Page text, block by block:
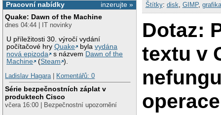
inzerujte »
Pracovní nabídky
Quake: Dawn of the Machine
dnes 04:44 | IT novinky
U příležitosti 30. výročí vydání
počítačové hryQuake bylavydána
nová epizoda
s názvem Dawn of the
Machine
(Steam ).
Ladislav Hagara| Komentářů: 0
Série bezpečnostních záplat v
produktech Cisco
včera 16:00 | Bezpečnostní upozornění
Štítky: disk GIMP, grafika
Dotaz:
textu v
operace